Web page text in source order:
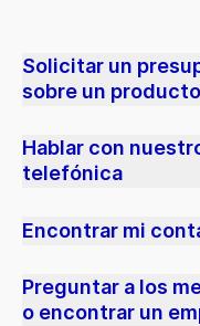
Solicitar un
sobre un producto
Hablar con
telefónica
Encontrar mi
Preguntar a los
o encontrar un